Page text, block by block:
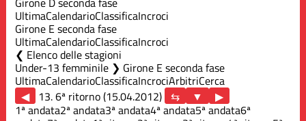
UltimaCalendarioClassificaIncroci
Girone E seconda fase
UltimaCalendarioClassificaIncroci
Elenco delle stagioni
Under-13 femminile ❯ Girone E seconda fase
UltimaCalendarioClassificaIncrociArbitriCerca
◀
13. 6ª ritorno (15.04.2012)
▶
1ª andata2ª andata3ª andata4ª andata5ª andata6ª